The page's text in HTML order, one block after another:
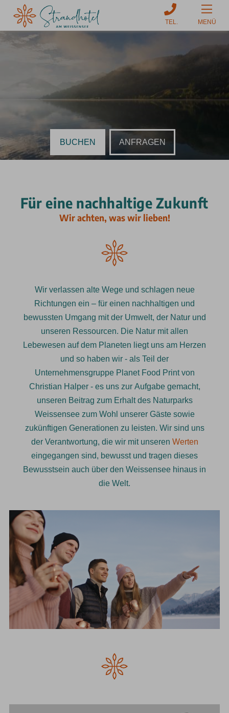
MENÜ
BUCHEN ANFRAGEN
Für eine nachhaltige Zukunft
Wir achten, was wir lieben!
Wir verlassen alte Wege und schlagen neue
Richtungen ein – für einen nachhaltigen und
bewussten Umgang mit der Umwelt, der Natur und
unseren Ressourcen. Die Natur mit allen
Lebewesen auf dem Planeten liegt uns am Herzen
und so haben wir - als Teil der
Unternehmensgruppe Planet Food Print von
Christian Halper - es uns zur Aufgabe gemacht,
unseren Beitrag zum Erhalt des Naturparks
Weissensee zum Wohl unserer Gäste sowie
zukünftigen Generationen zu leisten. Wir sind uns
der Verantwortung, die wir mit unseren Werten
eingegangen sind, bewusst und tragen dieses
Bewusstsein auch über den Weissensee hinaus in
die Welt.